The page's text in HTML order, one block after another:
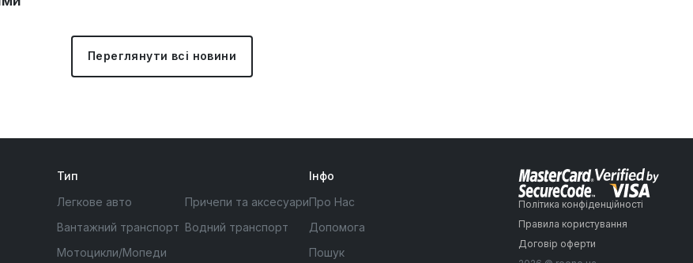
Переглянути всі новини
Тип
Легкове авто
Вантажний транспорт
Мотоцикли/Мопеди
Причепи та аксесуари
Водний транспорт
Інфо
Про Нас
Допомога
Пошук
Політика конфіденційності
Правила користування
Договір оферти